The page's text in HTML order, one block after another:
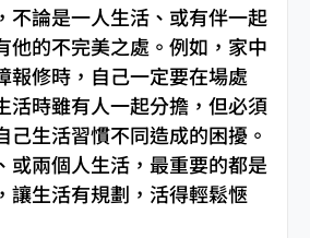
不論是一人生活、或有伴一起
他的不完美之處。例如，家中
報修時，自己一定要在場處
活時雖有人一起分擔，但必須
己生活習慣不同造成的困擾。
或兩個人生活，最重要的都是
讓生活有規劃，活得輕鬆愜